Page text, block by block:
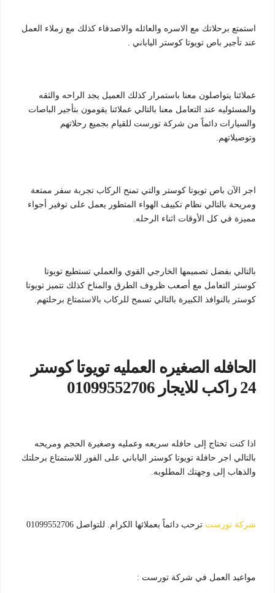
استمتع برحلاتك مع الاسره والعائله والاصدقاء كذلك مع زملاء العمل
عند تأجير باص تويوتا كوستر الياباني .
عملائنا يتواصلون معنا باستمرار كذلك العميل يجد الراحه والثقه
والمسئوليه عند التعامل معنا بالتالي عملائنا يقومون بتأجير الباصات
والسيارات دائماً من شركة تورست للقيام بجميع رحلاتهم
وتوصيلاتهم.
اجر الآن باص تويوتا كوستر والتي تمنح الركاب تجربة سفر ممتعة
ومريحة بالتالي نظام تكييف الهواء المتطور يعمل على توفير أجواء
مميزة في كل الأوقات اثناء الرحله.
بالتالي بفضل تصميمها الخارجي القوي والعملي تستطيع تويوتا
كوستر التعامل مع أصعب ظروف الطرق والمناخ كذلك تتميز تويوتا
كوستر بالنوافذ الكبيرة بالتالي تسمح للركاب بالاستمتاع برحلتهم.
الحافله الصغيره العمليه تويوتا كوستر
24 راكب للايجار 01099552706
اذا كنت تحتاج إلى حافله سريعه وعمليه وصغيرة الحجم ومريحه
بالتالي اجر حافلة تويوتا كوستر الياباني على الفور للاستمتاع برحلتك
والذهاب إلى وجهتك المطلوبه.
شركة تورست ترحب دائماً بعملائها الكرام. للتواصل 01099552706
مواعيد العمل في شركة تورست :